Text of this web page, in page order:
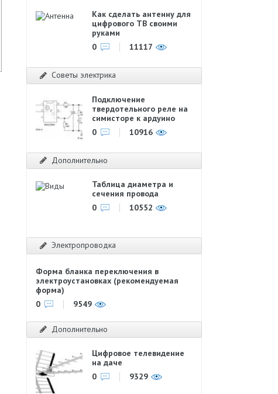
Как сделать антенну для
цифрового ТВ своими
руками
0
11117
Советы электрика
Подключение
твердотельного реле на
симисторе к ардуино
0
10916
Дополнительно
Таблица диаметра и
сечения провода
0
10552
Электропроводка
Форма бланка переключения в
электроустановках (рекомендуемая
форма)
0
9549
Дополнительно
Цифровое телевидение
на даче
0
9329